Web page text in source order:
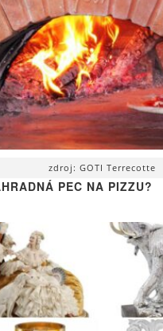
zdroj: GOTI Terrecotte
PEC NA PIZZU?